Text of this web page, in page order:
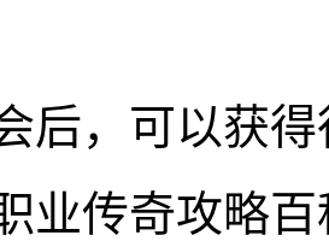
后，可以获
业传奇攻略